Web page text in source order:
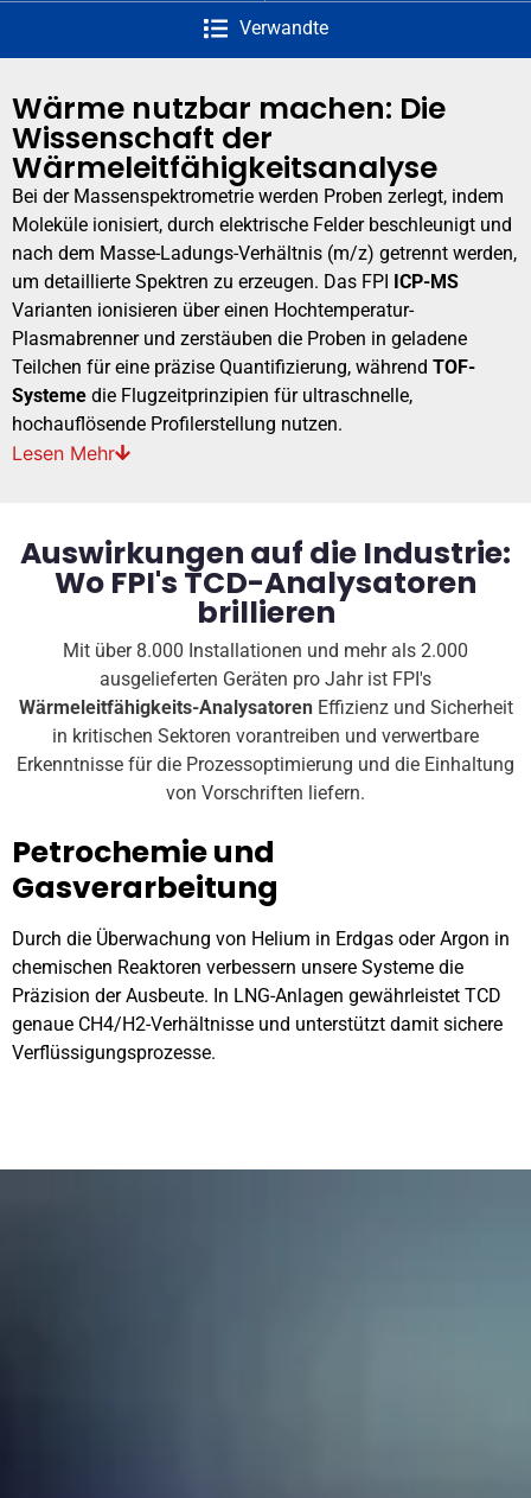
Verwandte
Wärme nutzbar machen: Die
Wissenschaft der
Wärmeleitfähigkeitsanalyse
Bei der Massenspektrometrie werden Proben zerlegt, indem
Moleküle ionisiert, durch elektrische Felder beschleunigt und
nach dem Masse-Ladungs-Verhältnis (m/z) getrennt werden,
um detaillierte Spektren zu erzeugen. Das FPI ICP-MS
Varianten ionisieren über einen Hochtemperatur-
Plasmabrenner und zerstäuben die Proben in geladene
Teilchen für eine präzise Quantifizierung, während TOF-
Systeme die Flugzeitprinzipien für ultraschnelle,
hochauflösende Profilerstellung nutzen.
Lesen Mehr
Auswirkungen auf die Industrie:
Wo FPI's TCD-Analysatoren
brillieren
Mit über 8.000 Installationen und mehr als 2.000
ausgelieferten Geräten pro Jahr ist FPI's
Wärmeleitfähigkeits-AnalysatorenEffizienz und Sicherheit
in kritischen Sektoren vorantreiben und verwertbare
Erkenntnisse für die Prozessoptimierung und die Einhaltung
von Vorschriften liefern.
Petrochemie und
Gasverarbeitung
Durch die Überwachung von Helium in Erdgas oder Argon in
chemischen Reaktoren verbessern unsere Systeme die
Präzision der Ausbeute. In LNG-Anlagen gewährleistet TCD
genaue CH4/H2-Verhältnisse und unterstützt damit sichere
Verflüssigungsprozesse.